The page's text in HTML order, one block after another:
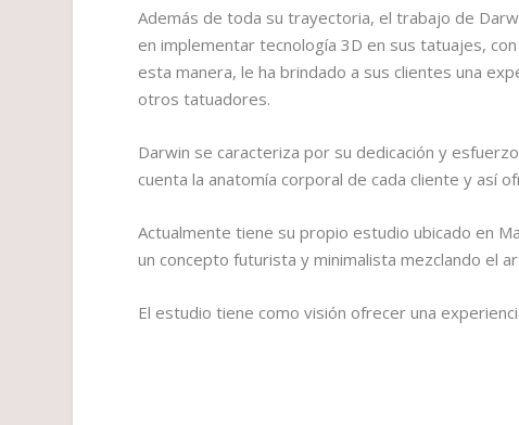
Además de toda su trayectoria, el trabajo de
en implementar tecnología 3D en sus tatuajes,
esta manera, le ha brindado a sus clientes una
otros tatuadores.
Darwin se caracteriza por su dedicación y
cuenta la anatomía corporal de cada cliente y así
Actualmente tiene su propio estudio ubicado en
un concepto futurista y minimalista mezclando el
El estudio tiene como visión ofrecer una